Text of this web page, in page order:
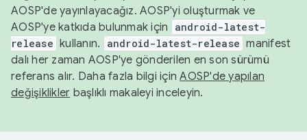
AOSP'de yayınlayacağız. AOSP'yi oluşturmak ve
AOSP'ye katkıda bulunmak için
android-latest-
release kullanın. android-latest-release manifest
dalı her zaman AOSP'ye gönderilen en son sürümü
referans alır. Daha fazla bilgi içinAOSP'de yapılan
değişiklikler başlıklı makaleyi inceleyin.